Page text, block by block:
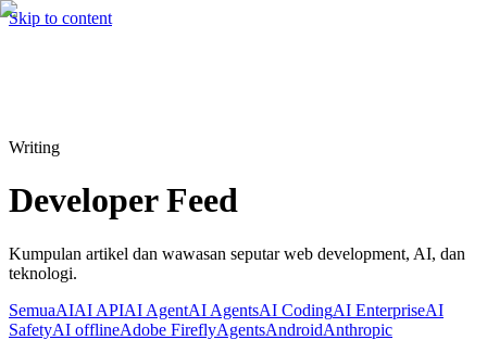
Skip to content
Cari⌘K Hire me
Writing
Developer Feed
Kumpulan artikel dan wawasan seputar web development, AI, dan
teknologi.
SemuaAIAI APIAI AgentAI AgentsAI CodingAI EnterpriseAI
SafetyAI offlineAdobe FireflyAgentsAndroidAnthropic